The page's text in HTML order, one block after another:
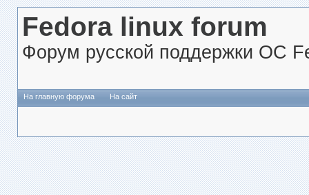
Fedora linux forum
Форум русской поддержки ОС
На главную форума На сайт